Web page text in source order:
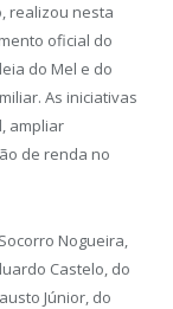
realizou nesta
oficial do
do Mel e do
As iniciativas
ampliar
de renda no
Nogueira,
Castelo, do
Júnior, do